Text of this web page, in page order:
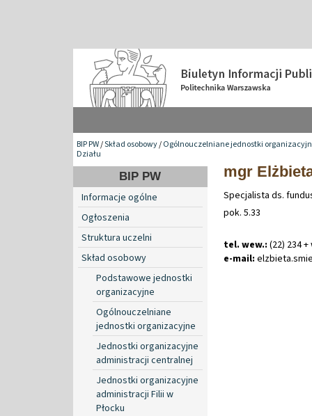
BIP PW/Skład osobowy/Ogólnouczelniane jednostki
Działu
BIP PW
Informacje ogólne
Ogłoszenia
Struktura uczelni
Skład osobowy
Podstawowe jednostki
organizacyjne
Ogólnouczelniane
jednostki organizacyjne
Jednostki organizacyjne
administracji centralnej
Jednostki organizacyjne
administracji Filii w
Płocku
mgr
Specjalista ds.
pok. 5.33
tel. wew.: (22) 234
e-mail: elzbieta.